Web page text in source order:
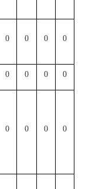
0 0 0 0
0 0 0 0
0 0 0 0